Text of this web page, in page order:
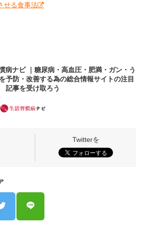
せる食事法
病ナビ ｜糖尿病・高血圧・肥満・ガン・う
予防・改善する為の総合情報サイトの注目
記事を受け取ろう